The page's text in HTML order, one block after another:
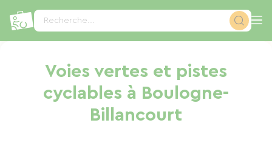
Recherche...
Voies vertes et pistes
cyclables à Boulogne-
Billancourt
Panneau de gestion des cookies